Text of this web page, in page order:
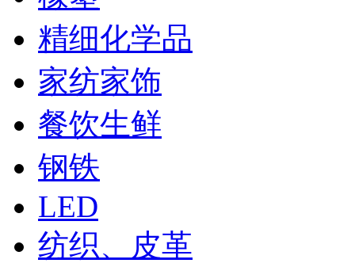
精细化学品
家纺家饰
餐饮生鲜
钢铁
LED
纺织、皮革